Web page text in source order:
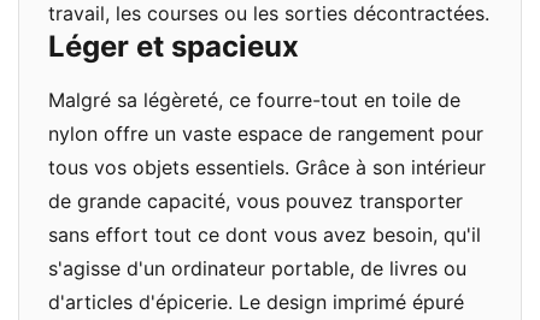
travail, les courses ou les sorties décontractées.
Léger et spacieux
Malgré sa légèreté, ce fourre-tout en toile de
nylon offre un vaste espace de rangement pour
tous vos objets essentiels. Grâce à son intérieur
de grande capacité, vous pouvez transporter
sans effort tout ce dont vous avez besoin, qu'il
s'agisse d'un ordinateur portable, de livres ou
d'articles d'épicerie. Le design imprimé épuré